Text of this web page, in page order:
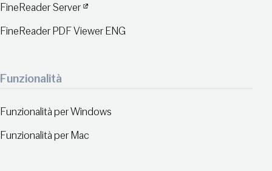
FineReader Server
FineReader PDF Viewer ENG
Funzionalità
Funzionalità per Windows
Funzionalità per Mac